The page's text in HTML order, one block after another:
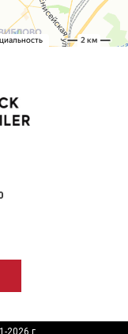
2026 г.